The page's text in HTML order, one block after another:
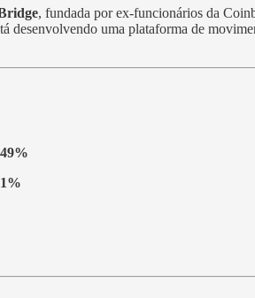
, fundada por ex-funcionários da
desenvolvendo uma plataforma de